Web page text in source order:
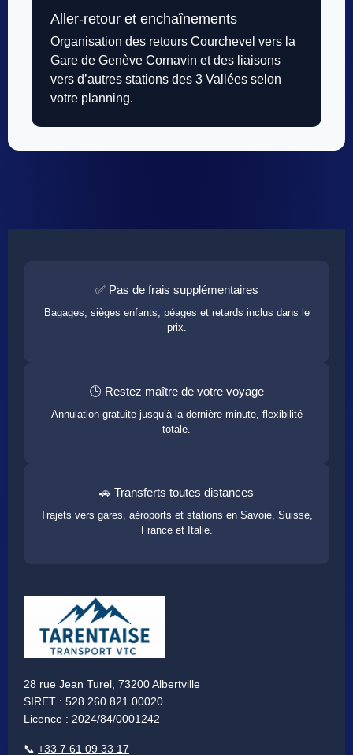
Aller-retour et enchaînements
Organisation des retours Courchevel vers la
Gare de Genève Cornavin et des liaisons
vers d’autres stations des 3 Vallées selon
votre planning.
✅ Pas de frais supplémentaires
Bagages, sièges enfants, péages et retards inclus dans le
prix.
🕒 Restez maître de votre voyage
Annulation gratuite jusqu’à la dernière minute, flexibilité
totale.
🚗 Transferts toutes distances
Trajets vers gares, aéroports et stations en Savoie, Suisse,
France et Italie.
28 rue Jean Turel, 73200 Albertville
SIRET : 528 260 821 00020
Licence : 2024/84/0001242
📞 +33 7 61 09 33 17